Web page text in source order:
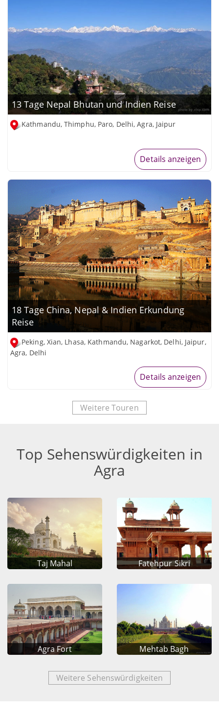
13 Tage Nepal Bhutan und Indien Reise
Kathmandu, Thimphu, Paro, Delhi, Agra, Jaipur
Details anzeigen
18 Tage China, Nepal & Indien Erkundung
Reise
Peking, Xian, Lhasa, Kathmandu, Nagarkot, Delhi, Jaipur,
Agra, Delhi
Details anzeigen
Weitere Touren
Top Sehenswürdigkeiten in
Agra
Taj Mahal Fatehpur Sikri
Agra Fort Mehtab Bagh
Weitere Sehenswürdigkeiten